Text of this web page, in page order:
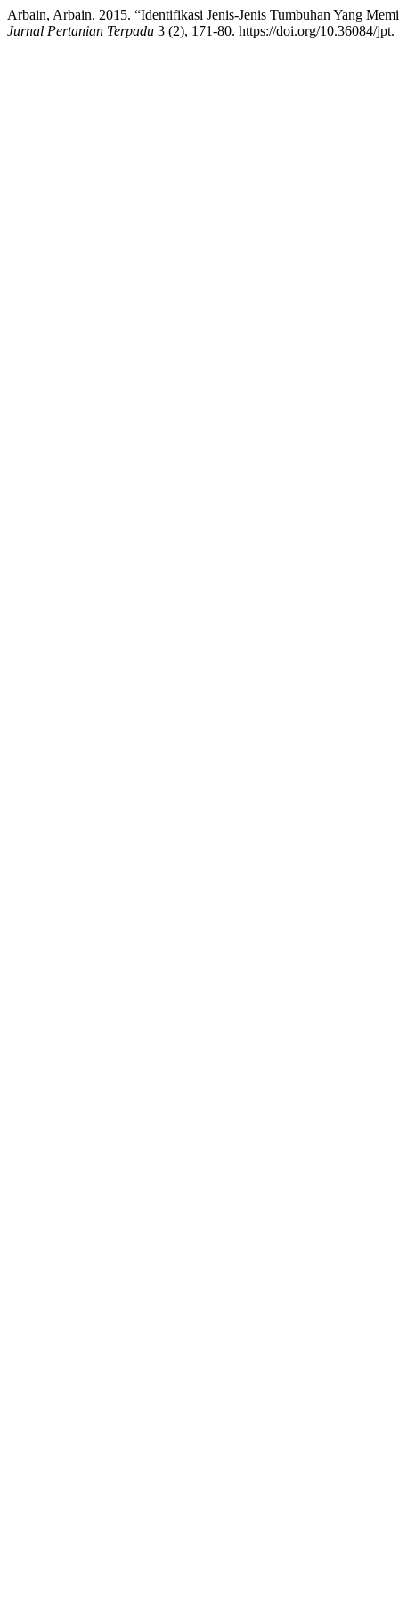
Arbain, Arbain. 2015. “Identifikasi Jenis-Jenis Tumbuhan Yang
Jurnal Pertanian Terpadu 3 (2), 171-80. https://doi.org/10.36084/